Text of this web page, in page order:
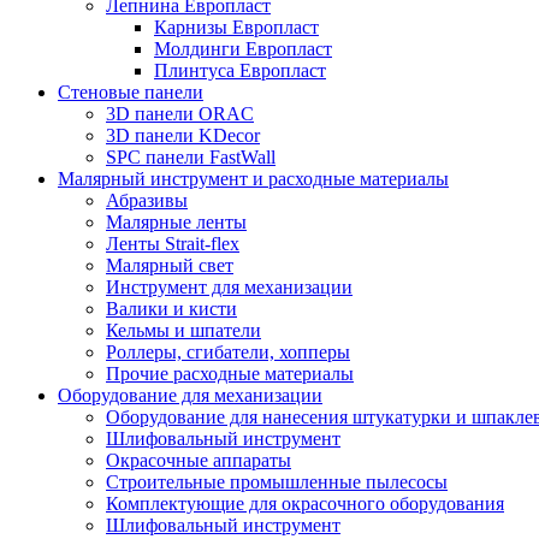
Лепнина Европласт
Карнизы Европласт
Молдинги Европласт
Плинтуса Европласт
Стеновые панели
3D панели ORAC
3D панели KDecor
SPC панели FastWall
Малярный инструмент и расходные материалы
Абразивы
Малярные ленты
Ленты Strait-flex
Малярный свет
Инструмент для механизации
Валики и кисти
Кельмы и шпатели
Роллеры, сгибатели, хопперы
Прочие расходные материалы
Оборудование для механизации
Оборудование для нанесения штукатурки и
Шлифовальный инструмент
Окрасочные аппараты
Строительные промышленные пылесосы
Комплектующие для окрасочного оборудования
Шлифовальный инструмент